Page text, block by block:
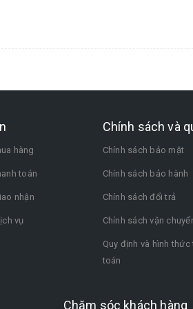
hàng
toán
nhận
vụ
Chính sách và
Chính sách bảo mật
Chính sách bảo hành
Chính sách đổi trả
Chính sách vận
Quy định và hình thức
toán
Chăm sóc khách hàng